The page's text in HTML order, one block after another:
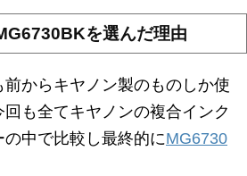
を選んだ理由
からキヤノン製のものしか使
も全てキヤノンの複合インク
中で比較し最終的にMG6730